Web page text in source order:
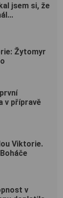
jsem si, že
Žytomyr
v přípravě
Viktorie.
v